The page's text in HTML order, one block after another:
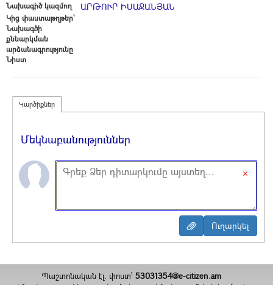
Նախագիծ կազմող ԱՐԹՈՒՐ ԻՍԱՋԱՆՅԱՆ
Կից փաստաթղթեր՝
Նախագծի
քննարկման
արձանագրությունը
Նիստ
Կարծիքներ
Մեկնաբանություններ
×
Պաշտոնական էլ. փոստ` 53031354@e-citizen.am